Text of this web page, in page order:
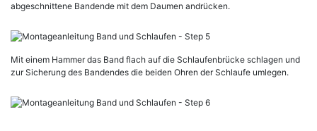
abgeschnittene Bandende mit dem Daumen andrücken.
Mit einem Hammer das Band flach auf die Schlaufenbrücke schlagen und
zur Sicherung des Bandendes die beiden Ohren der Schlaufe umlegen.